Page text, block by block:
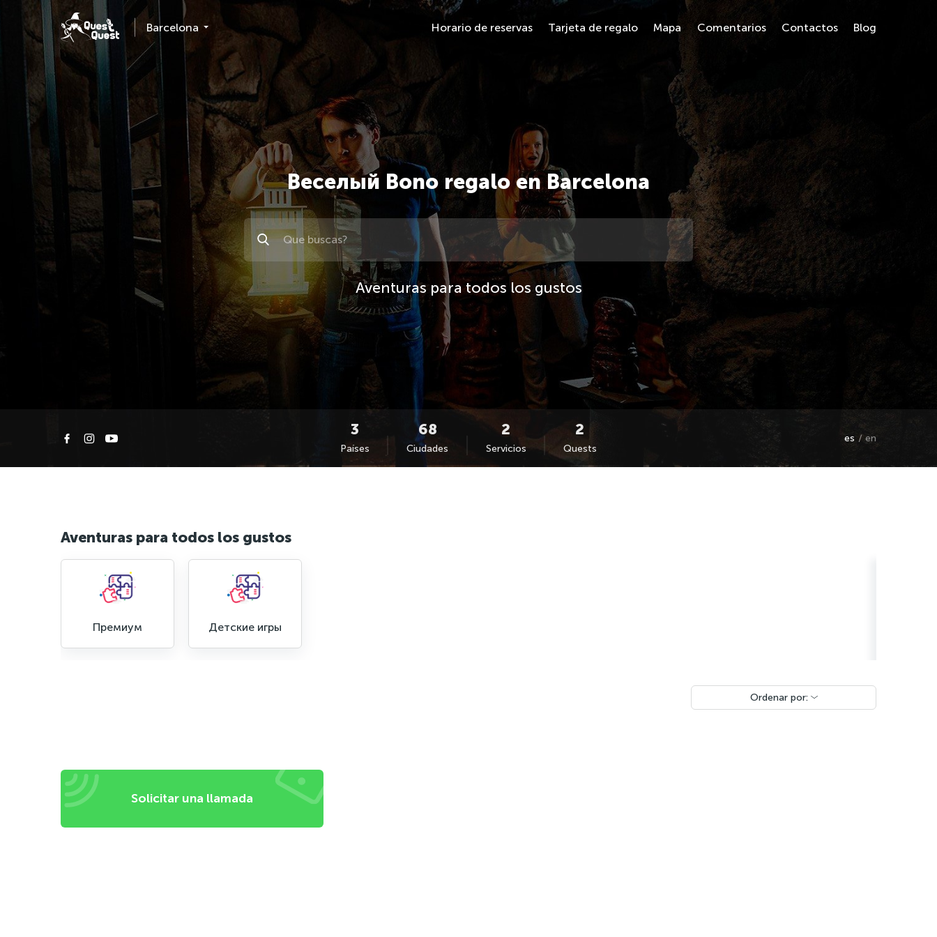
Barcelona Horario de reservas Tarjeta de regalo Mapa Comentarios Contactos Blog
Веселый Bono regalo en Barcelona
Поиск
Aventuras para todos los gustos
Países Ciudades Servicios Quests
es en
Aventuras para todos los gustos
Премиум Детские игры
Ordenar por:
Solicitar una llamada